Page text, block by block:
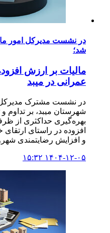
در نشست مدیرکل امور
شد؛
مالیات بر ارزش
عمرانی در میبد
در نشست مشترک مدیرکل
شهرستان میبد، بر تداوم
بهره‌گیری حداکثری از
افزوده در راستای
و افزایش رضایتمندی
۱۴۰۴-۱۲-۰۵ ۱۵:۳۲